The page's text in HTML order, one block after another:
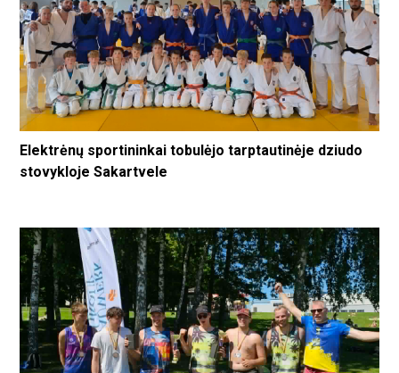
Elektrėnų sportininkai tobulėjo tarptautinėje dziudo
stovykloje Sakartvele